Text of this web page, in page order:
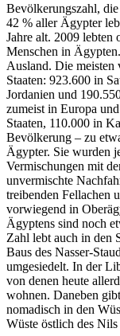
Bevölkerungszahl,
42 % aller Ägypter
Jahre alt. 2009
Menschen in
Ausland. Die meisten
Staaten: 923.600 in
Jordanien und
zumeist in Europa
Staaten, 110.000 in
Bevölkerung – zu
Ägypter. Sie wurden
Vermischungen mit
unvermischte
treibenden Fellachen
vorwiegend in
Ägyptens sind noch
Zahl lebt auch in den
Baus des Nasser-
umgesiedelt. In der
von denen heute
wohnen. Daneben
nomadisch in den
Wüste östlich des